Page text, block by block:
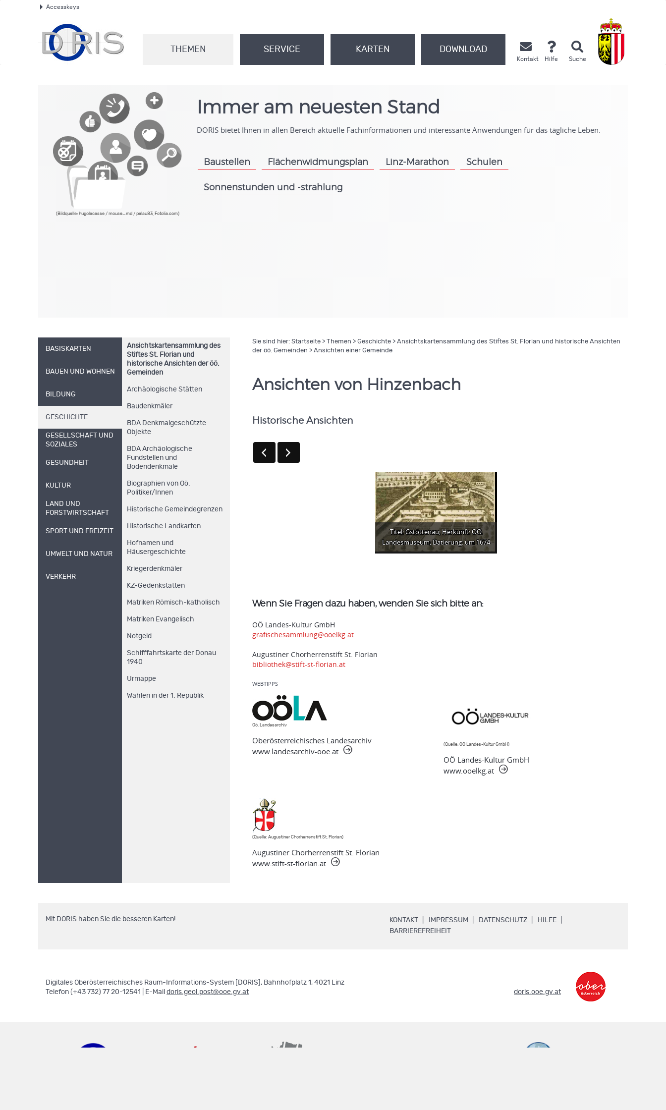
Accesskeys
THEMEN SERVICE KARTEN DOWNLOAD
Kontakt Hilfe Suche
(Bildquelle: hugolacasse / mouse_md / palau83, Fotolia.com)
Immer am neuesten Stand
DORIS bietet Ihnen in allen Bereich aktuelle Fachinformationen und interessante Anwendungen für das tägliche Leben.
Baustellen Flächenwidmungsplan
.
Linz-Marathon Schulen
Sonnenstunden und -strahlung
BASISKARTEN
BAUEN UND WOHNEN
BILDUNG
GESCHICHTE
Ansichtskartensammlung des
Stiftes St. Florian und
historische Ansichten der öö.
Gemeinden
Archäologische Stätten
Baudenkmäler
BDA Denkmalgeschützte
Objekte
BDA Archäologische
Fundstellen und
Bodendenkmale
Biographien von Oö.
Politiker/Innen
Historische Gemeindegrenzen
Historische Landkarten
Hofnamen und
Häusergeschichte
Kriegerdenkmäler
KZ-Gedenkstätten
Matriken Römisch-katholisch
Matriken Evangelisch
Notgeld
Schifffahrtskarte der Donau
1940
Urmappe
Wahlen in der 1. Republik
GESELLSCHAFT UND
SOZIALES
GESUNDHEIT
KULTUR
LAND UND
FORSTWIRTSCHAFT
SPORT UND FREIZEIT
UMWELT UND NATUR
VERKEHR
Sie sind hier: Startseite> Themen > Geschichte> Ansichtskartensammlung des Stiftes St. Florian und historische Ansichten
der öö. Gemeinden > Ansichten einer Gemeinde
Ansichten von Hinzenbach
Historische Ansichten
Titel: Gstöttenau; Herkunft: OÖ.
Landesmuseum; Datierung: um 1674
Wenn Sie Fragen dazu haben, wenden Sie sich bitte an:
OÖ Landes-Kultur GmbH
grafischesammlung@ooelkg.at
Augustiner Chorherrenstift St. Florian
bibliothek@stift-st-florian.at
WEBTIPPS
Oö. Landesarchiv
Oberösterreichisches Landesarchiv
www.landesarchiv-ooe.at
(Quelle: OÖ Landes-Kultur GmbH)
OÖ Landes-Kultur GmbH
www.ooelkg.at
(Quelle: Augustiner Chorherrenstift St. Florian)
Augustiner Chorherrenstift St. Florian
www.stift-st-florian.at
KONTAKT IMPRESSUM DATENSCHUTZ HILFE
BARRIEREFREIHEIT .
Mit DORIS haben Sie die besseren Karten!
Digitales Oberösterreichisches Raum-Informations-System [DORIS], Bahnhofplatz 1, 4021 Linz
Telefon (+43 732) 77 20-12541 | E-Mail doris.geol.post@ooe.gv.at doris.ooe.gv.at.